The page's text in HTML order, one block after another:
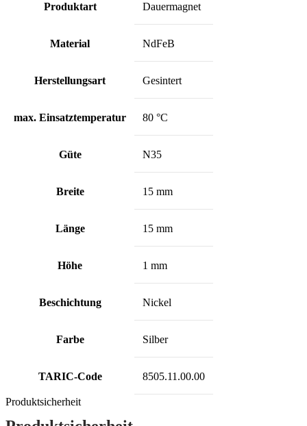
Produktart Dauermagnet
Material NdFeB
Herstellungsart Gesintert
max. Einsatztemperatur 80 °C
Güte N35
Breite 15 mm
Länge 15 mm
Höhe 1 mm
Beschichtung Nickel
Farbe Silber
TARIC-Code 8505.11.00.00
Produktsicherheit